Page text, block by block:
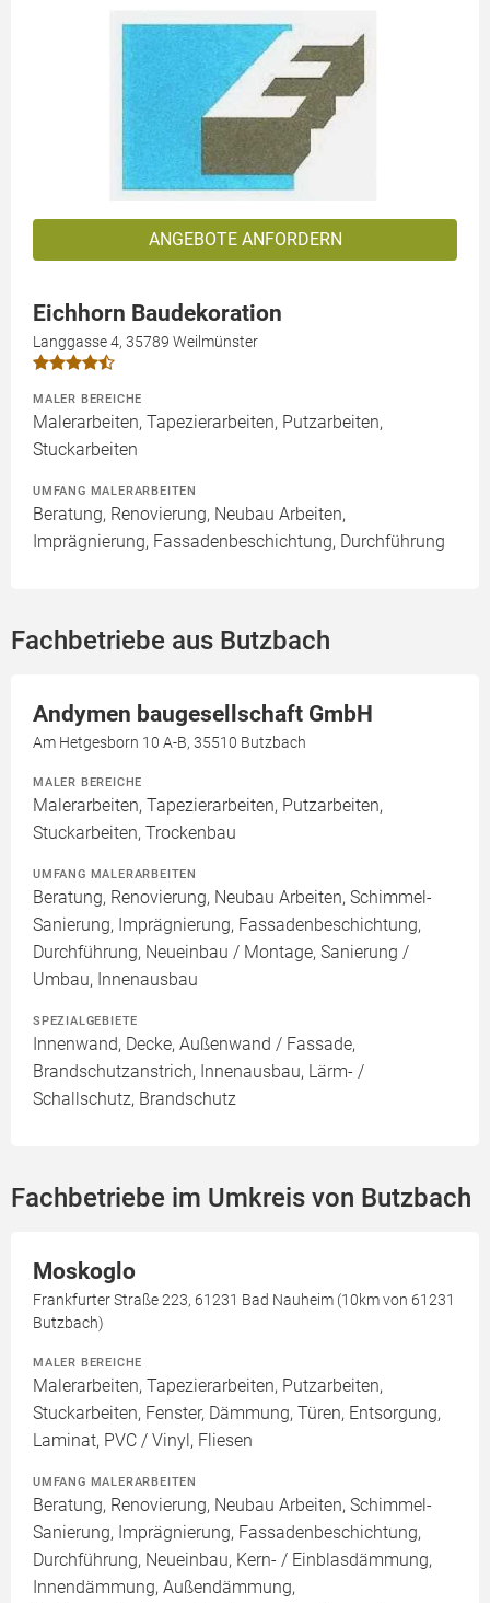
ANGEBOTE ANFORDERN
Eichhorn Baudekoration
Langgasse 4, 35789 Weilmünster
MALER BEREICHE
Malerarbeiten, Tapezierarbeiten, Putzarbeiten,
Stuckarbeiten
UMFANG MALERARBEITEN
Beratung, Renovierung, Neubau Arbeiten,
Imprägnierung, Fassadenbeschichtung, Durchführung
Fachbetriebe aus Butzbach
Andymen baugesellschaft GmbH
Am Hetgesborn 10 A-B, 35510 Butzbach
MALER BEREICHE
Malerarbeiten, Tapezierarbeiten, Putzarbeiten,
Stuckarbeiten, Trockenbau
UMFANG MALERARBEITEN
Beratung, Renovierung, Neubau Arbeiten, Schimmel-
Sanierung, Imprägnierung, Fassadenbeschichtung,
Durchführung, Neueinbau / Montage, Sanierung /
Umbau, Innenausbau
SPEZIALGEBIETE
Innenwand, Decke, Außenwand / Fassade,
Brandschutzanstrich, Innenausbau, Lärm- /
Schallschutz, Brandschutz
Fachbetriebe im Umkreis von Butzbach
Moskoglo
Frankfurter Straße 223, 61231 Bad Nauheim (10km von 61231
Butzbach)
MALER BEREICHE
Malerarbeiten, Tapezierarbeiten, Putzarbeiten,
Stuckarbeiten, Fenster, Dämmung, Türen, Entsorgung,
Laminat, PVC / Vinyl, Fliesen
UMFANG MALERARBEITEN
Beratung, Renovierung, Neubau Arbeiten, Schimmel-
Sanierung, Imprägnierung, Fassadenbeschichtung,
Durchführung, Neueinbau, Kern- / Einblasdämmung,
Innendämmung, Außendämmung,